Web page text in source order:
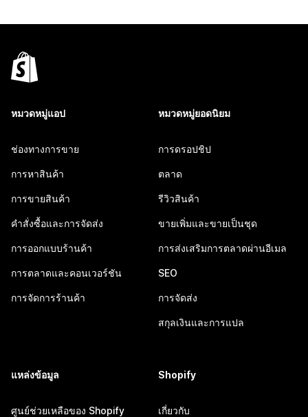
หมวดหมู่แอป
ช่องทางการขาย
การหาสินค้า
การขายสินค้า
คำสั่งซื้อและการจัดส่ง
การออกแบบร้านค้า
การตลาดและคอนเวอร์ชัน
การจัดการร้านค้า
หมวดหมู่ยอดนิยม
การดรอปชิป
ตลาด
รีวิวสินค้า
ขายเพิ่มและขายเป็นชุด
การส่งเสริมการตลาดผ่านอีเมล
SEO
การจัดส่ง
สกุลเงินและการแปล
แหล่งข้อมูล
ศูนย์ช่วยเหลือของ Shopify
Shopify
เกี่ยวกับ